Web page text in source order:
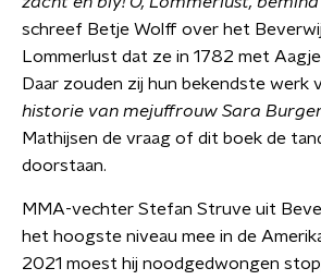
schreef Betje Wolff over het
Lommerlust dat ze in 1782 met
Daar zouden zij hun bekendste werk
historie van mejuffrouw Sara
Mathijsen de vraag of dit boek de
doorstaan.
MMA-vechter Stefan Struve uit
het hoogste niveau mee in de
2021 moest hij noodgedwongen